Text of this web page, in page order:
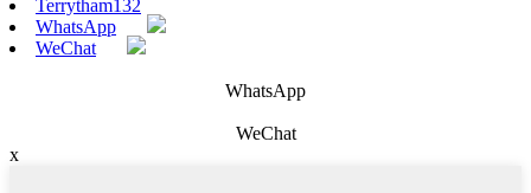
Terrytham132
WhatsApp
WeChat
WhatsApp
WeChat
x